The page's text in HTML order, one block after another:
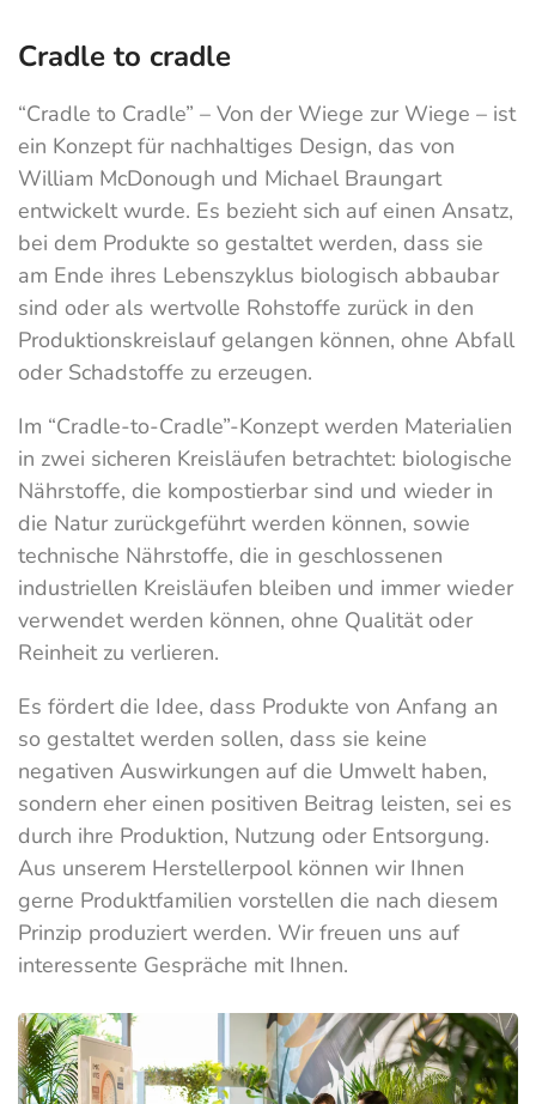
Cradle to cradle
“Cradle to Cradle” – Von der Wiege zur Wiege – ist
ein Konzept für nachhaltiges Design, das von
William McDonough und Michael Braungart
entwickelt wurde. Es bezieht sich auf einen Ansatz,
bei dem Produkte so gestaltet werden, dass sie
am Ende ihres Lebenszyklus biologisch abbaubar
sind oder als wertvolle Rohstoffe zurück in den
Produktionskreislauf gelangen können, ohne Abfall
oder Schadstoffe zu erzeugen.
Im “Cradle-to-Cradle”-Konzept werden Materialien
in zwei sicheren Kreisläufen betrachtet: biologische
Nährstoffe, die kompostierbar sind und wieder in
die Natur zurückgeführt werden können, sowie
technische Nährstoffe, die in geschlossenen
industriellen Kreisläufen bleiben und immer wieder
verwendet werden können, ohne Qualität oder
Reinheit zu verlieren.
Es fördert die Idee, dass Produkte von Anfang an
so gestaltet werden sollen, dass sie keine
negativen Auswirkungen auf die Umwelt haben,
sondern eher einen positiven Beitrag leisten, sei es
durch ihre Produktion, Nutzung oder Entsorgung.
Aus unserem Herstellerpool können wir Ihnen
gerne Produktfamilien vorstellen die nach diesem
Prinzip produziert werden. Wir freuen uns auf
interessente Gespräche mit Ihnen.